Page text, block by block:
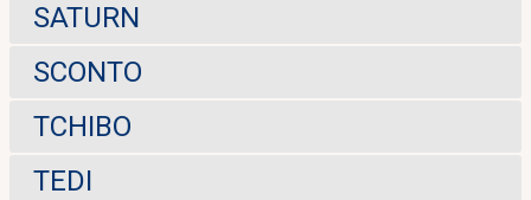
SATURN
SCONTO
TCHIBO
TEDI